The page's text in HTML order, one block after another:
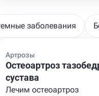
заболевания
Артрозы
Остеоартроз
сустава
Лечим остеоартроз